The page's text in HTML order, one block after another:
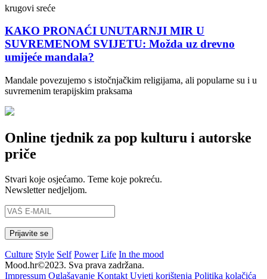
krugovi sreće
KAKO PRONAĆI UNUTARNJI MIR U
SUVREMENOM SVIJETU: Možda uz drevno
umijeće mandala?
Mandale povezujemo s istočnjačkim religijama, ali popularne su i u
suvremenim terapijskim praksama
Online tjednik za pop kulturu i autorske
priče
Stvari koje osjećamo. Teme koje pokreću.
Newsletter nedjeljom.
Culture Style Self Power Life In the mood
Mood.hr©2023. Sva prava zadržana.
Impressum Oglašavanje Kontakt Uvjeti korištenja Politika kolačića